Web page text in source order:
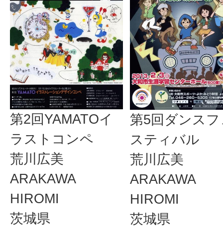
第2回YAMATOイ
ラストコンペ
荒川広美
ARAKAWA
HIROMI
茨城県
第5回ダンス
スティバル
荒川広美
ARAKAWA
HIROMI
茨城県